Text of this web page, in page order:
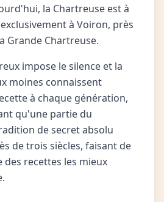
la Chartreuse est à
à Voiron, près
Grande Chartreuse.
impose le silence et la
moines connaissent
à chaque génération,
qu'une partie du
de secret absolu
de trois siècles, faisant de
des recettes les mieux